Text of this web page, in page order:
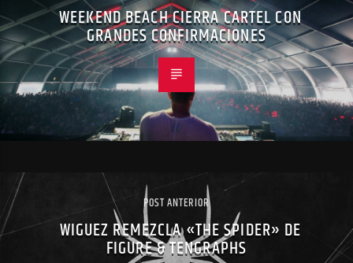
WEEKEND BEACH CIERRA CARTEL CON
GRANDES CONFIRMACIONES
POST ANTERIOR
WIGUEZ REMEZCLA «THE SPIDER» DE
FIGURE & TENGRAPHS